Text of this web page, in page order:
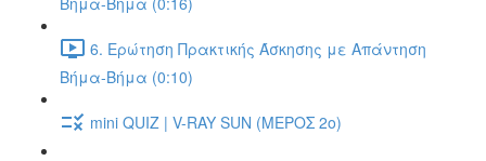
6. Ερώτηση Πρακτικής Άσκησης με Απάντηση
Βήμα-Βήμα (0:10)
mini QUIZ | V-RAY SUN (ΜΕΡΟΣ 2o)